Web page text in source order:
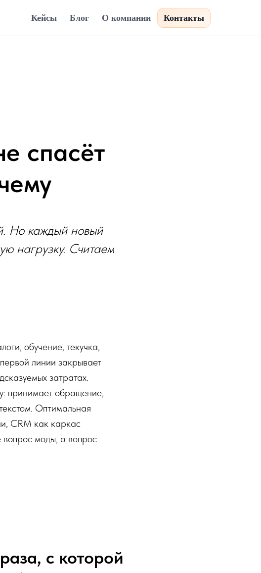
Кейсы Блог О компании Контакты
спасёт
Но каждый новый
нагрузку. Считаем
обучение, текучка,
линии закрывает
затратах.
принимает обращение,
Оптимальная
CRM как каркас
моды, а вопрос
с которой